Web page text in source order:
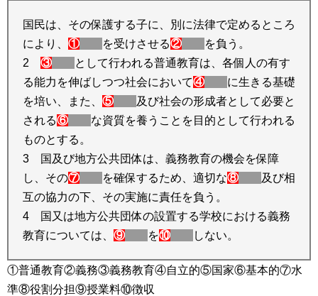
国民は、その保護する子に、別に法律で定めるところ
により、 ① を受けさせる②
を負う。
2 ③
として行われる普通教育は、各個人の有す
る能力を伸ばしつつ社会において④
に生きる基礎
を培い、また、 ⑤
及び社会の形成者として必要と
される⑥
な資質を養うことを目的として行われる
ものとする。
3 国及び地方公共団体は、義務教育の機会を保障
し、その⑦ を確保するため、適切な⑧
及び相
互の協力の下、その実施に責任を負う。
4 国又は地方公共団体の設置する学校における義務
教育については、 ⑨ を⑩ しない。
①普通教育②義務③義務教育④自立的⑤国家⑥基本的⑦水
準⑧役割分担⑨授業料⑩徴収